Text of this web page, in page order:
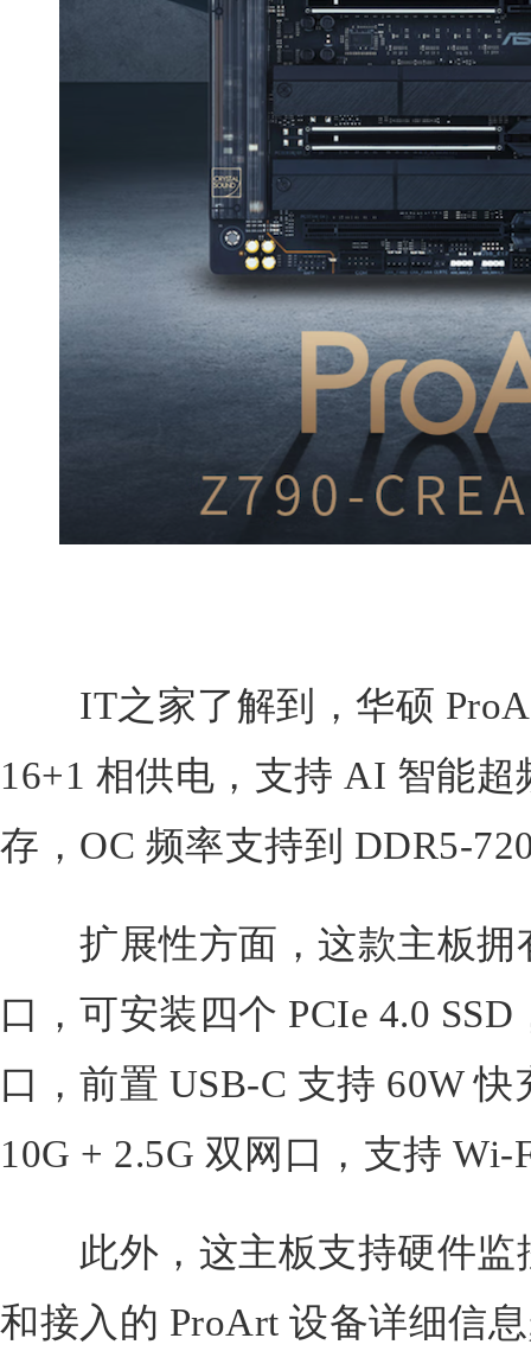
IT之家了解到，华硕
16+1 相供电，支持 AI 智能
存，OC 频率支持到 DDR5-
扩展性方面，这款主板拥
口，可安装四个 PCIe 4.0
口，前置 USB-C 支持 60W
10G + 2.5G 双网口，支持 Wi-
此外，这主板支持硬件监
和接入的 ProArt 设备详细信